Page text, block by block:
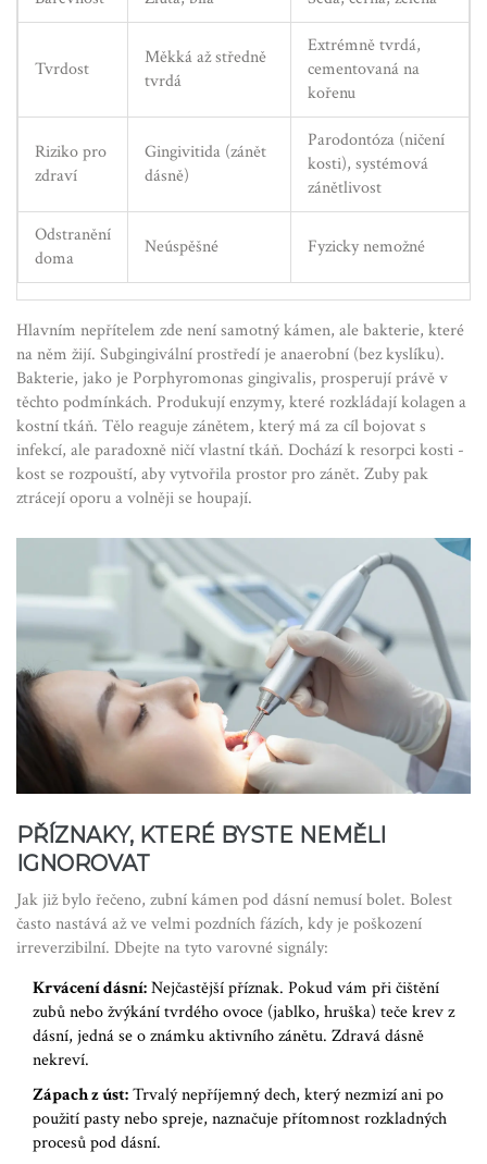
Tvrdost
Měkká až středně
tvrdá
Extrémně tvrdá,
cementovaná na
kořenu
Riziko pro
zdraví
Gingivitida (zánět
dásně)
Parodontóza (ničení
kosti), systémová
zánětlivost
Odstranění
doma
Neúspěšné Fyzicky nemožné
Hlavním nepřítelem zde není samotný kámen, ale bakterie, které
na něm žijí. Subgingivální prostředí je anaerobní (bez kyslíku).
Bakterie, jako je Porphyromonas gingivalis, prosperují právě v
těchto podmínkách. Produkují enzymy, které rozkládají kolagen a
kostní tkáň. Tělo reaguje zánětem, který má za cíl bojovat s
infekcí, ale paradoxně ničí vlastní tkáň. Dochází k resorpci kosti -
kost se rozpouští, aby vytvořila prostor pro zánět. Zuby pak
ztrácejí oporu a volněji se houpají.
PŘÍZNAKY, KTERÉ BYSTE NEMĚLI
IGNOROVAT
Jak již bylo řečeno, zubní kámen pod dásní nemusí bolet. Bolest
často nastává až ve velmi pozdních fázích, kdy je poškození
irreverzibilní. Dbejte na tyto varovné signály:
Krvácení dásní:Nejčastější příznak. Pokud vám při čištění
zubů nebo žvýkání tvrdého ovoce (jablko, hruška) teče krev z
dásní, jedná se o známku aktivního zánětu. Zdravá dásně
nekreví.
Zápach z úst:Trvalý nepříjemný dech, který nezmizí ani po
použití pasty nebo spreje, naznačuje přítomnost rozkladných
procesů pod dásní.